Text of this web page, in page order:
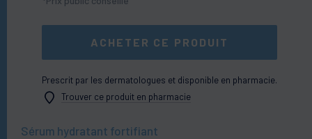
Sérum hydratant fortifiant
ACHETER CE PRODUIT
Prescrit par les dermatologues et disponible en pharmacie.
Trouver ce produit en pharmacie